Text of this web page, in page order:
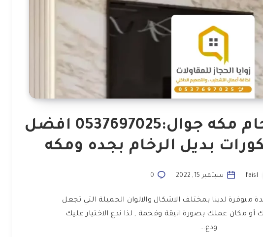
ديكورات بديل الرخام مكه جوال:0537697025 افضل
بديل الرخام بجده ومكه
faisl سبتمبر 15, 2022 0
متوفرة لدينا بمختلف الاشكال والالوان الجميلة التي تجعل
مكان عملك بصورة انيقة وفخمة , لذا ندع الاختيار عليك
ودع…